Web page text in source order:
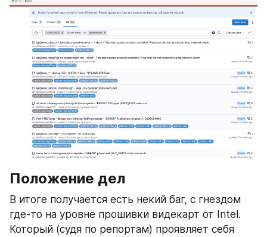
Положение дел
В итоге получается есть некий баг, с гнездом
где-то на уровне прошивки видекарт от Intel.
Который (судя по репортам) проявляет себя